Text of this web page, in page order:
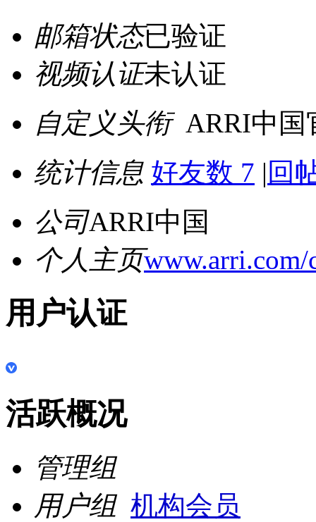
邮箱状态已验证
视频认证未认证
自定义头衔 ARRI中国
统计信息 好友数 7 | 回
公司ARRI中国
个人主页www.arri.com/
用户认证
活跃概况
管理组
用户组 机构会员